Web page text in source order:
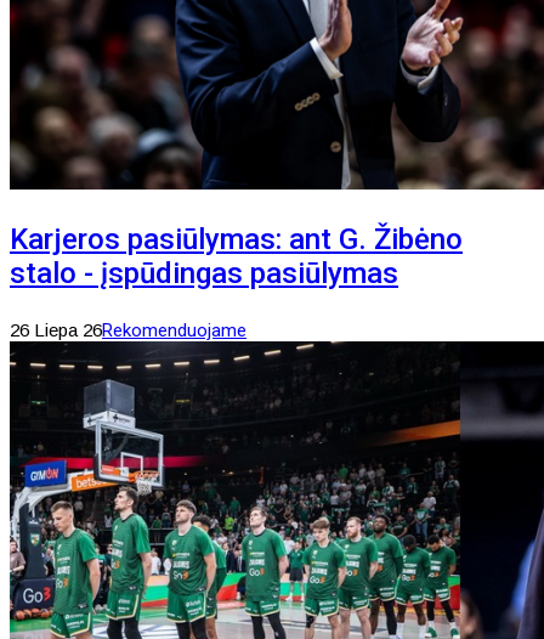
Karjeros pasiūlymas: ant G. Žibėno
stalo - įspūdingas pasiūlymas
26 Liepa 26Rekomenduojame